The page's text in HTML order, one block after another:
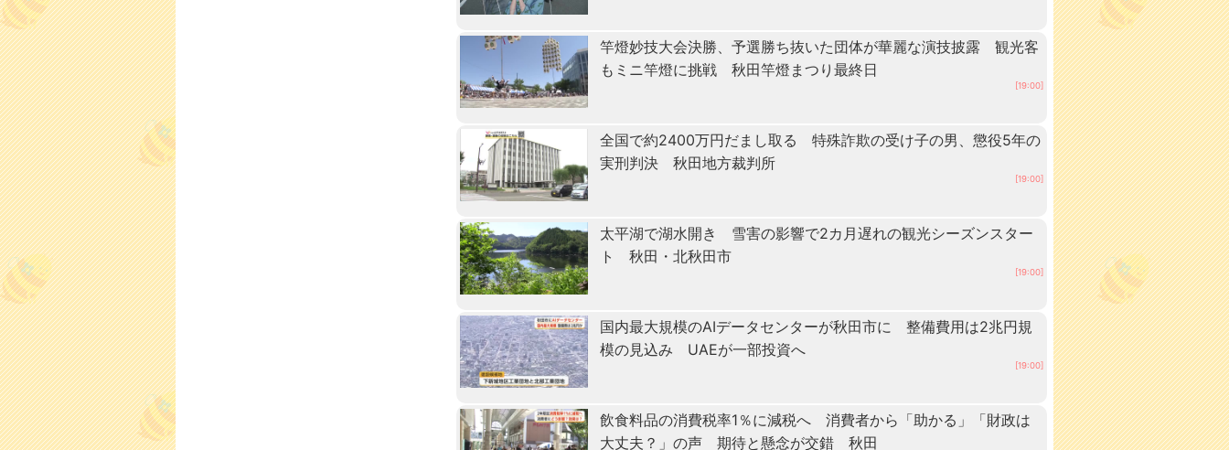
竿燈妙技大会決勝、予選勝ち抜いた団体が華麗な演技披露 観光客
もミニ竿燈に挑戦 秋田竿燈まつり最終日
[19:00]
全国で約2400万円だまし取る 特殊詐欺の受け子の男、懲役5年の
実刑判決 秋田地方裁判所
[19:00]
太平湖で湖水開き 雪害の影響で2カ月遅れの観光シーズンスター
ト 秋田・北秋田市
[19:00]
国内最大規模のAIデータセンターが秋田市に 整備費用は2兆円規
模の見込み UAEが一部投資へ
[19:00]
飲食料品の消費税率1％に減税へ 消費者から「助かる」「財政は
大丈夫？」の声 期待と懸念が交錯 秋田